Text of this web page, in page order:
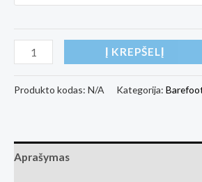
produkto
Vaikiški
batai
bLIFESTYLE
Į KREPŠELĮ
Produkto kodas: N/A Kategorija:
Aprašymas